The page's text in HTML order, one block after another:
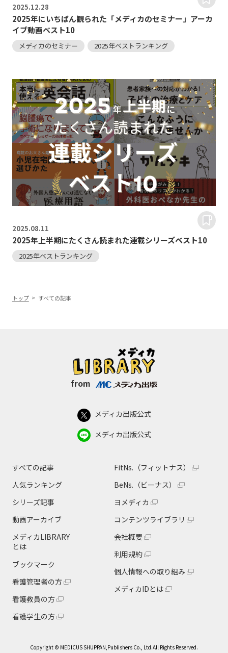
2025.12.28
2025年にいちばん観られた「メディカのセミナー」アーカ
イブ動画ベスト10
メディカのセミナー 2025年ベストランキング
2025.08.11
2025年上半期にたくさん読まれた連載シリーズベスト10
2025年ベストランキング
トップ すべての記事
from
メディカ出版公式
メディカ出版公式
すべての記事
人気ランキング
シリーズ記事
動画アーカイブ
メディカLIBRARY
とは
ブックマーク
看護管理者の方
看護教員の方
看護学生の方
FitNs.（フィットナス）
BeNs.（ビーナス）
ヨメディカ
コンテンツライブラリ
会社概要
利用規約
個人情報への取り組み
メディカIDとは
Copyright © MEDICUS SHUPPAN,Publishers Co., Ltd.All Rights Reserved.